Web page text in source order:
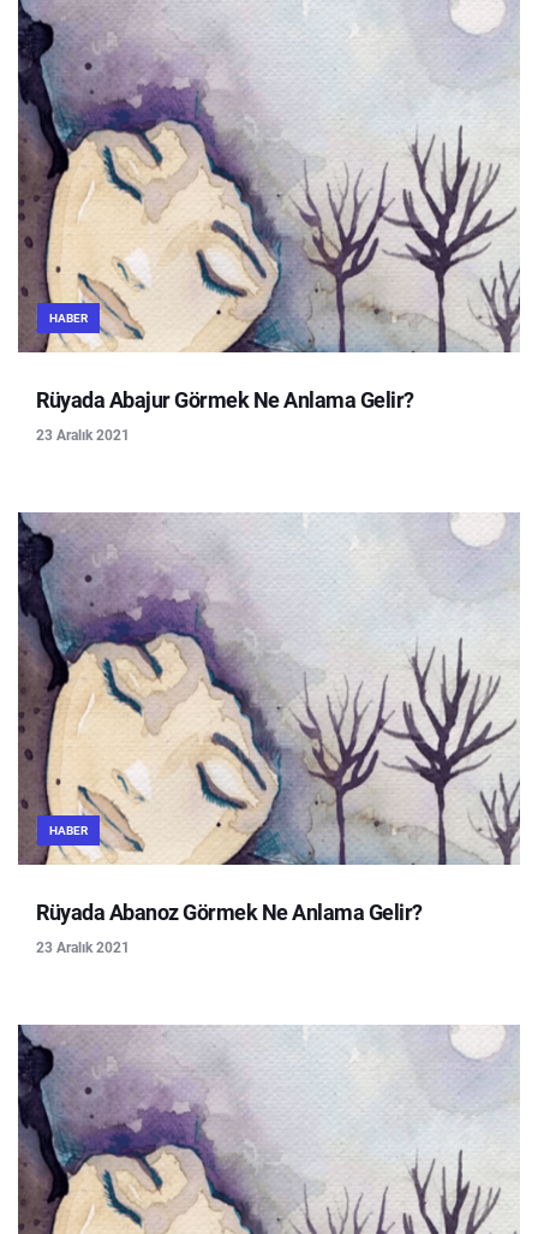
HABER
Rüyada Abajur Görmek Ne Anlama Gelir?
23 Aralık 2021
HABER
Rüyada Abanoz Görmek Ne Anlama Gelir?
23 Aralık 2021